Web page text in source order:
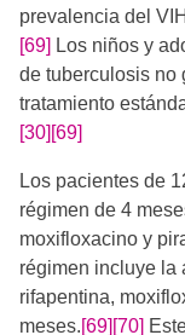
prevalencia del
[69]
Los niños y
de tuberculosis no
tratamiento
[30] [69]
Los pacientes de
régimen de 4
moxifloxacino y
régimen incluye la
rifapentina,
meses.[69] [70]